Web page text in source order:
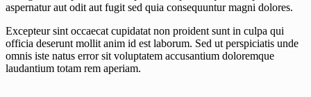
aspernatur aut odit aut fugit sed quia consequuntur magni dolores.
Excepteur sint occaecat cupidatat non proident sunt in culpa qui
officia deserunt mollit anim id est laborum. Sed ut perspiciatis unde
omnis iste natus error sit voluptatem accusantium doloremque
laudantium totam rem aperiam.